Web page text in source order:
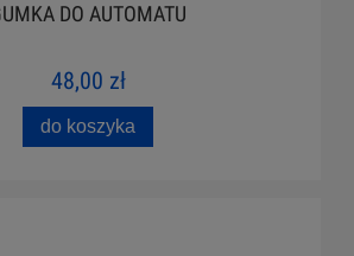
DO AUTOMATU
48,00 zł
do koszyka